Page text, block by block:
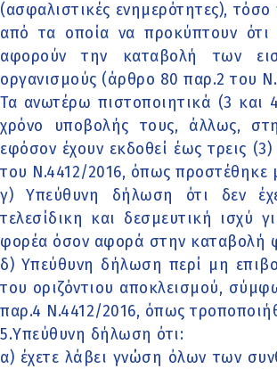
(ασφαλιστικές ενημερότητες),
από τα οποία να προκύπτουν ότι
αφορούν την καταβολή των
οργανισμούς (άρθρο 80 παρ.2 του
Τα ανωτέρω πιστοποιητικά (3 και
χρόνο υποβολής τους, άλλως,
εφόσον έχουν εκδοθεί έως τρεις
του Ν.4412/2016, όπως προστέθηκε
γ) Υπεύθυνη δήλωση ότι δεν
τελεσίδικη και δεσμευτική ισχύ
φορέα όσον αφορά στην καταβολή
δ) Υπεύθυνη δήλωση περί μη
του οριζόντιου αποκλεισμού,
παρ.4 Ν.4412/2016, όπως
5.Υπεύθυνη δήλωση ότι:
α) έχετε λάβει γνώση όλων των